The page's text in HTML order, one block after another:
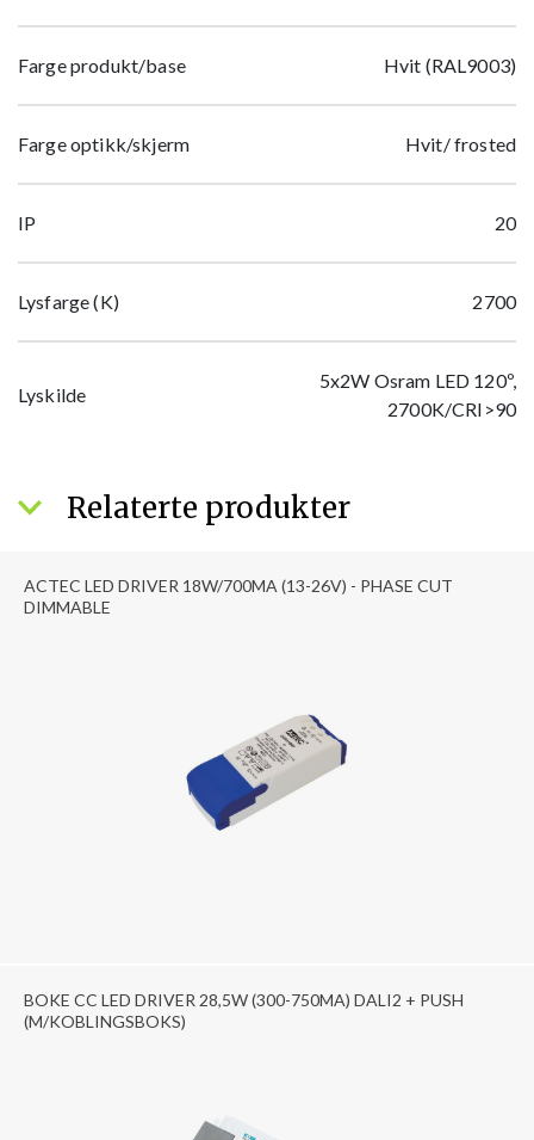
Farge produkt/base Hvit (RAL9003)
Farge optikk/skjerm Hvit/ frosted
IP 20
Lysfarge (K) 2700
Lyskilde
5x2W Osram LED 120º,
2700K/CRI>90
Relaterte produkter
ACTEC LED DRIVER 18W/700MA (13-26V) - PHASE CUT
DIMMABLE
BOKE CC LED DRIVER 28,5W (300-750MA) DALI2 + PUSH
(M/KOBLINGSBOKS)